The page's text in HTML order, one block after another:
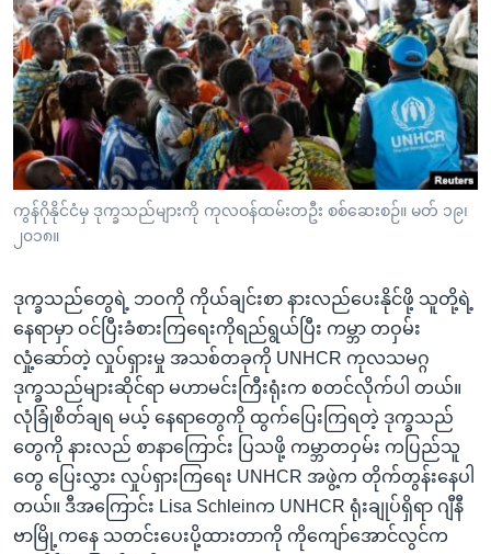
အ
ညွန်း
စာမျက်နှာ
သို့
ကျော်
ကြည့်
ရန်
ရှာဖွေ
ရန်
သို့
ကျော်
ရန်
သုတပဒေသာ အင်္ဂလိပ်စာ
Learning English
ဗွီအိုအေ လူမှုကွန်ယက်များ
ဘာသာစကားများ
ကွန်ဂိုနိုင်ငံမှ ဒုက္ခသည်များကို ကုလဝန်ထမ်းတဦး စစ်ဆေးစဉ်။ မတ် ၁၉၊
၂၀၁၈။
ဒုက္ခသည်တွေရဲ့ ဘဝကို ကိုယ်ချင်းစာ နားလည်ပေးနိုင်ဖို့ သူတို့ရဲ့
နေရာမှာ ဝင်ပြီးခံစားကြရေးကိုရည်ရွယ်ပြီး ကမ္ဘာ တဝှမ်း
လှုံ့ဆော်တဲ့ လှုပ်ရှားမှု အသစ်တခုကို UNHCR ကုလသမဂ္ဂ
ဒုက္ခသည်များဆိုင်ရာ မဟာမင်းကြီးရုံးက စတင်လိုက်ပါ တယ်။
လုံခြုံစိတ်ချရ မယ့် နေရာတွေကို ထွက်ပြေးကြရတဲ့ ဒုက္ခသည်
တွေကို နားလည် စာနာကြောင်း ပြသဖို့ ကမ္ဘာတဝှမ်း ကပြည်သူ
တွေ ပြေးလွှား လှုပ်ရှားကြရေး UNHCR အဖွဲ့က တိုက်တွန်းနေပါ
တယ်။ ဒီအကြောင်း Lisa Schleinက UNHCR ရုံးချုပ်ရှိရာ ဂျီနီ
ဗာမြို့ကနေ သတင်းပေးပို့ထားတာကို ကိုကျော်အောင်လွင်က